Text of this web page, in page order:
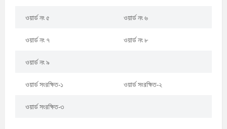
ওয়ার্ড নং ৫ ওয়ার্ড নং ৬
ওয়ার্ড নং ৭ ওয়ার্ড নং ৮
ওয়ার্ড নং ৯
ওয়ার্ড সংরক্ষিত-১ ওয়ার্ড সংরক্ষিত-২
ওয়ার্ড সংরক্ষিত-৩